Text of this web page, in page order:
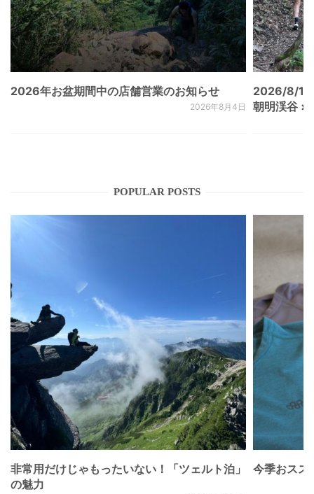
2026年お盆期間中の店舗営業のお知らせ
2026年8月4日
2026/8/
朝明渓谷 ×
POPULAR POSTS
非常用だけじゃもったいない！「ツェルト泊」
の魅力
今季おスス